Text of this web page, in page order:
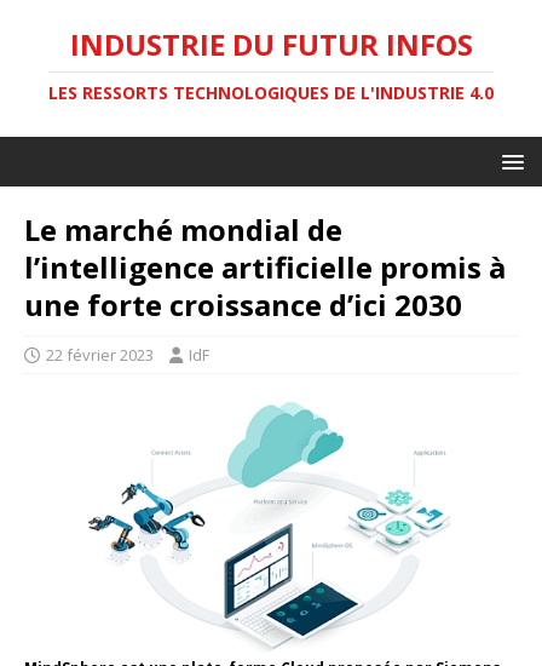
INDUSTRIE DU FUTUR INFOS
LES RESSORTS TECHNOLOGIQUES DE L'INDUSTRIE 4.0
Le marché mondial de
l’intelligence artificielle promis à
une forte croissance d’ici 2030
22 février 2023 IdF